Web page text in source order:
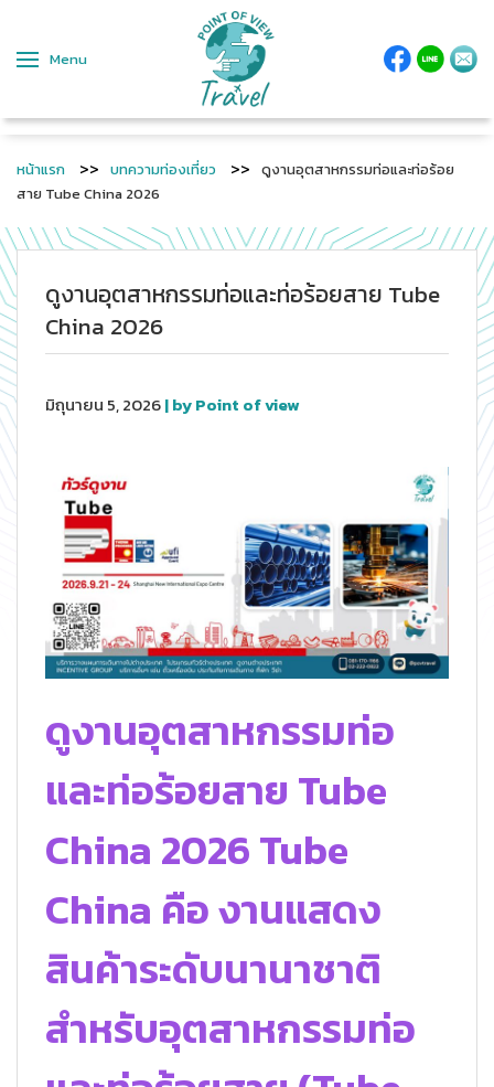
Menu
หน้าแรก บทความท่องเที่ยว
ดูงานอุตสาหกรรมท่อและท่อร้อย
สาย Tube China 2026
ดูงานอุตสาหกรรมท่อและท่อร้อยสาย Tube
China 2026
มิถุนายน 5, 2026| by Point of view
ดูงานอุตสาหกรรมท่อ
และท่อร้อยสาย Tube
China 2026 Tube
China คือ งานแสดง
สินค้าระดับนานาชาติ
สำหรับอุตสาหกรรมท่อ